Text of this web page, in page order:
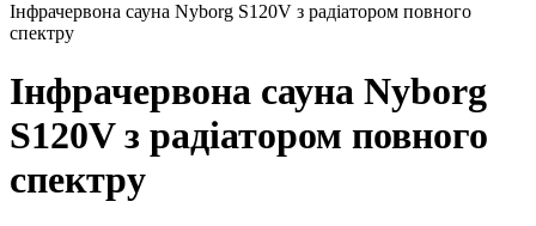
Інфрачервона сауна Nyborg S120V з радіатором повного
спектру
Інфрачервона сауна Nyborg
S120V з радіатором повного
спектру